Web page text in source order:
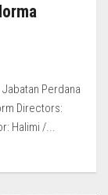
Perdana
Directors:
Halimi /...